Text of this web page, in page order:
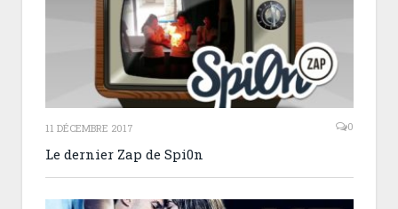
11 DÉCEMBRE 2017 0
Le dernier Zap de Spi0n